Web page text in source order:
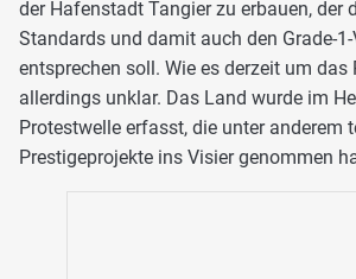
der Hafenstadt Tangier zu erbauen, der
Standards und damit auch den Grade-
entsprechen soll. Wie es derzeit um das
allerdings unklar. Das Land wurde im
Protestwelle erfasst, die unter anderem
Prestigeprojekte ins Visier genommen